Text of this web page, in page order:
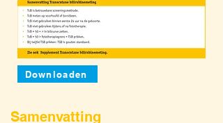
Downloaden
Samenvatting